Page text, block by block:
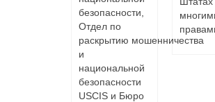
безопасности,
Отдел по
раскрытию мошенничества
и
национальной
безопасности
USCIS и Бюро